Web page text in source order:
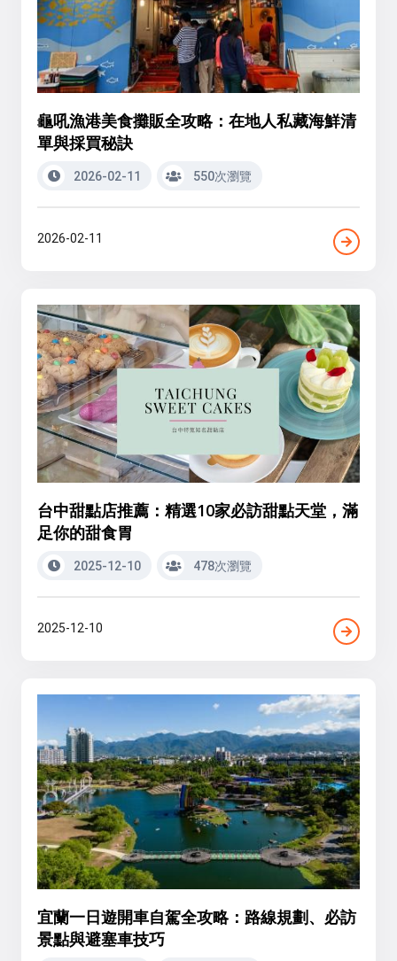
龜吼漁港美食攤販全攻略：在地人私藏海鮮清
單與採買秘訣
2026-02-11 550次瀏覽
2026-02-11
台中甜點店推薦：精選10家必訪甜點天堂，滿
足你的甜食胃
2025-12-10 478次瀏覽
2025-12-10
宜蘭一日遊開車自駕全攻略：路線規劃、必訪
景點與避塞車技巧